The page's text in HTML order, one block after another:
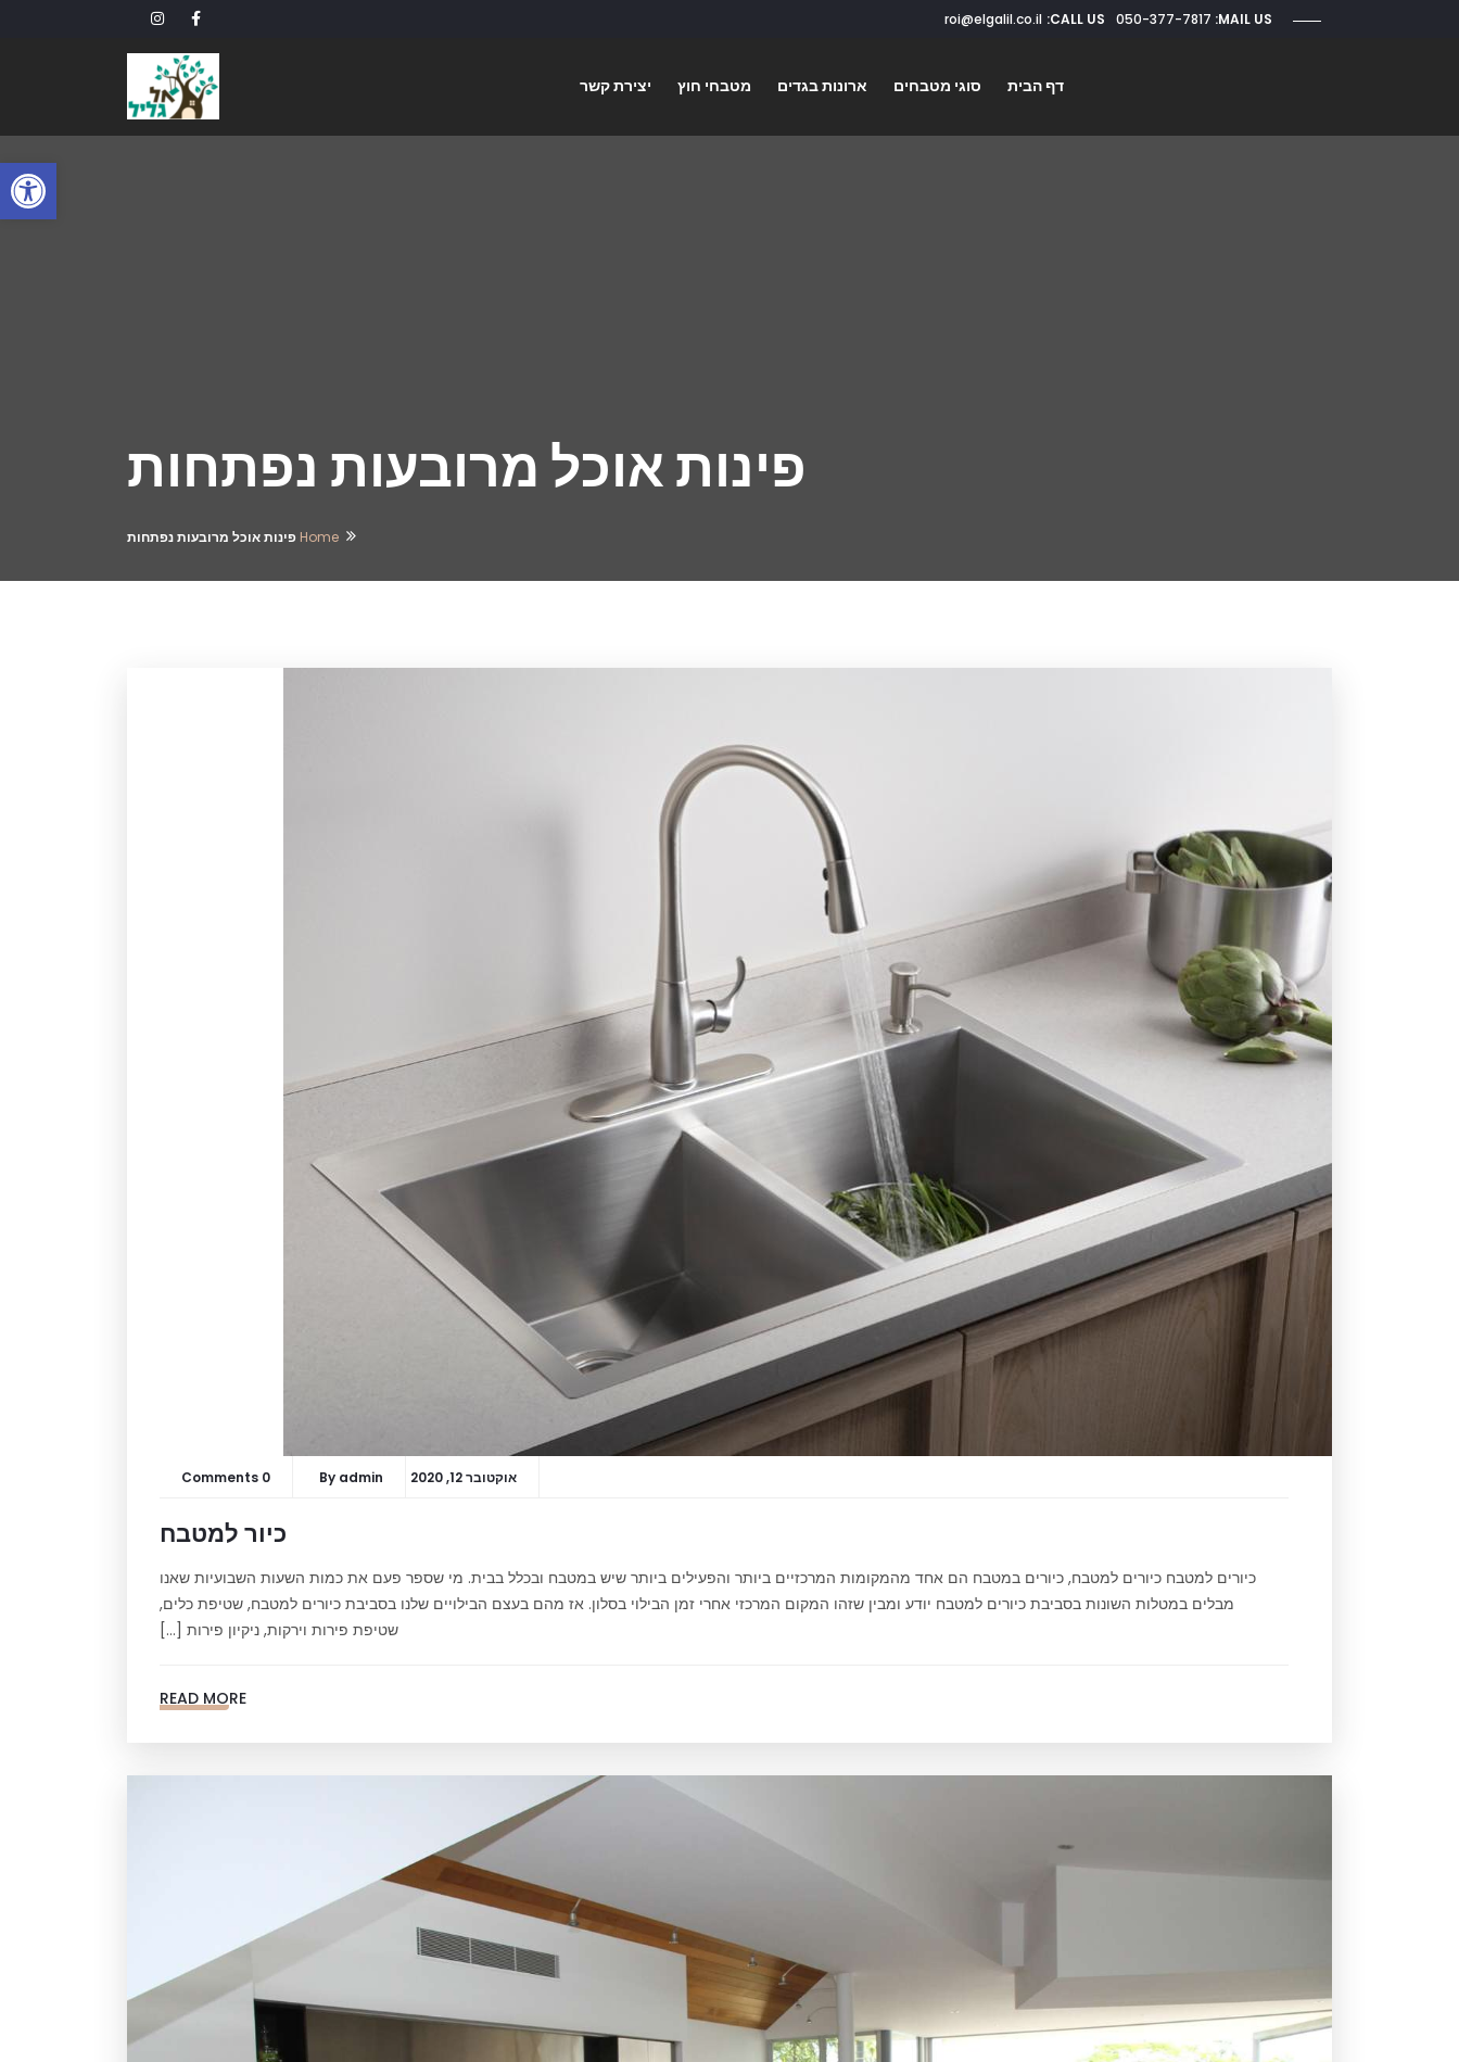
MAIL US:
CALL US: 050-377-7817
דף הבית סוגי מטבחים ארונות בגדים מטבחי חוץ יצירת קשר
פינות אוכל מרובעות נפתחות
Home פינות אוכל מרובעות נפתחות
אוקטובר 12, 2020 By admin
0 Comments
כיור למטבח
כיורים למטבח כיורים למטבח, כיורים במטבח הם אחד מהמקומות המרכזיים ביותר והפעילים ביותר שיש במטבח ובכלל בבית. מי שספר פעם את כמות השעות השבועיות שאנו
מבלים במטלות השונות בסביבת כיורים למטבח יודע ומבין שזהו המקום המרכזי אחרי זמן הבילוי בסלון. אז מהם בעצם הבילויים שלנו בסביבת כיורים למטבח, שטיפת כלים,
שטיפת פירות וירקות, ניקיון פירות […]
READ MORE